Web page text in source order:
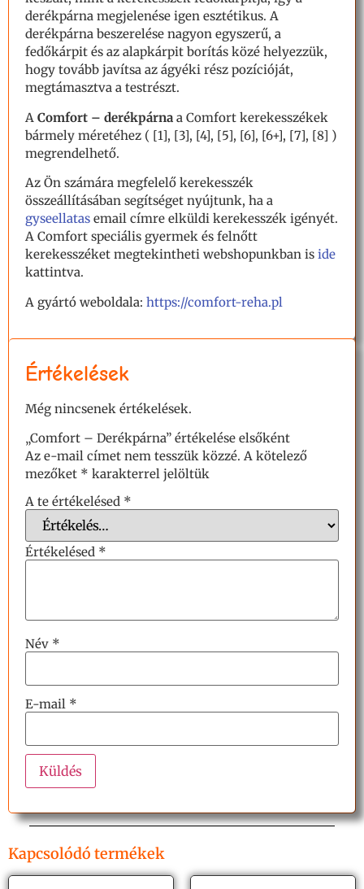
derékpárna megjelenése igen esztétikus. A
derékpárna beszerelése nagyon egyszerű, a
fedőkárpit és az alapkárpit borítás közé helyezzük,
hogy tovább javítsa az ágyéki rész pozícióját,
megtámasztva a testrészt.
A Comfort – derékpárna a Comfort kerekesszékek
bármely méretéhez ( [1], [3], [4], [5], [6], [6+], [7], [8] )
megrendelhető.
Az Ön számára megfelelő kerekesszék
összeállításában segítséget nyújtunk, ha a
gyseellatas email címre elküldi kerekesszék igényét.
A Comfort speciális gyermek és felnőtt
kerekesszéket megtekintheti webshopunkban is ide
kattintva.
A gyártó weboldala: https://comfort-reha.pl
Értékelések
Még nincsenek értékelések.
„Comfort – Derékpárna” értékelése elsőként
Az e-mail címet nem tesszük közzé. A kötelező
mezőket * karakterrel jelöltük
A te értékelésed *
Értékelésed *
Név *
E-mail *
Kapcsolódó termékek